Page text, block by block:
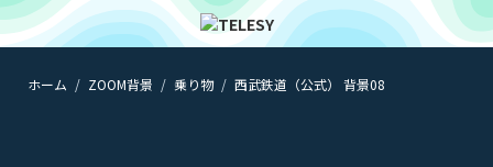
ホーム
ホーム ZOOM背景 乗り物 西武鉄道（公式） 背景08